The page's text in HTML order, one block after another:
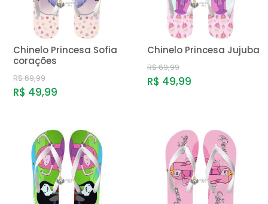
Chinelo Princesa Sofia
corações
R$ 69,99
R$ 49,99
Chinelo Princesa Jujuba
R$ 69,99
R$ 49,99